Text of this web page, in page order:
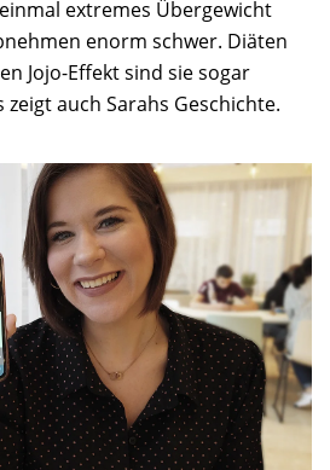
extremes Übergewicht
enorm schwer. Diäten
Jojo-Effekt sind sie sogar
auch Sarahs Geschichte.